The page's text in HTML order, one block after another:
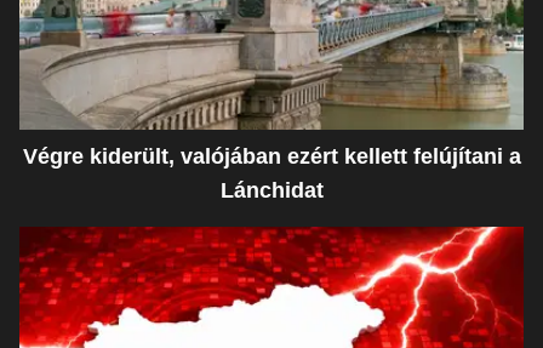
Végre kiderült, valójában ezért kellett felújítani a
Lánchidat